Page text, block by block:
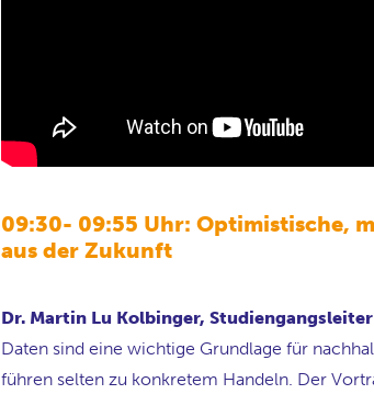
09:30- 09:55 Uhr: Optimistische,
aus der Zukunft
Dr. Martin Lu Kolbinger,
Daten sind eine wichtige Grundlage für
führen selten zu konkretem Handeln. Der